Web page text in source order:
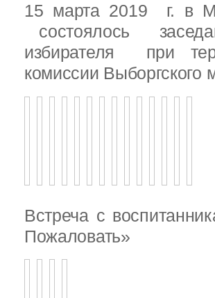
15 марта 2019 г. в
состоялось
избирателя при
комиссии Выборгского
Встреча с
Пожаловать»